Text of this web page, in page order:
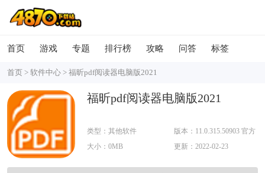
首页 游戏 专题 排行榜 攻略 问答 标签
首页 > 软件中心 > 福昕pdf阅读器电脑版2021
福昕pdf阅读器电脑版2021
类型：其他软件
版本：11.0.315.50903 官方
最新版
大小：0MB 更新：2022-02-23